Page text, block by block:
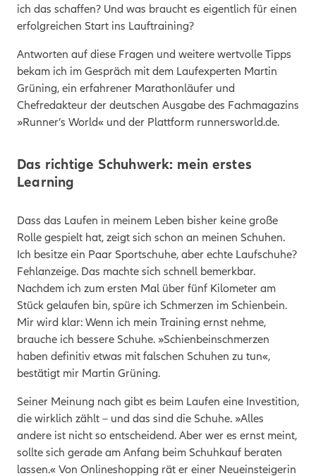
ich das schaffen? Und was braucht es eigentlich für einen
erfolgreichen Start ins Lauftraining?
Antworten auf diese Fragen und weitere wertvolle Tipps
bekam ich im Gespräch mit dem Laufexperten Martin
Grüning, ein erfahrener Marathonläufer und
Chefredakteur der deutschen Ausgabe des Fachmagazins
»Runner’s World« und der Plattform runnersworld.de.
Das richtige Schuhwerk: mein erstes
Learning
Dass das Laufen in meinem Leben bisher keine große
Rolle gespielt hat, zeigt sich schon an meinen Schuhen.
Ich besitze ein Paar Sportschuhe, aber echte Laufschuhe?
Fehlanzeige. Das machte sich schnell bemerkbar.
Nachdem ich zum ersten Mal über fünf Kilometer am
Stück gelaufen bin, spüre ich Schmerzen im Schienbein.
Mir wird klar: Wenn ich mein Training ernst nehme,
brauche ich bessere Schuhe. »Schienbeinschmerzen
haben definitiv etwas mit falschen Schuhen zu tun«,
bestätigt mir Martin Grüning.
Seiner Meinung nach gibt es beim Laufen eine Investition,
die wirklich zählt – und das sind die Schuhe. »Alles
andere ist nicht so entscheidend. Aber wer es ernst meint,
sollte sich gerade am Anfang beim Schuhkauf beraten
lassen.« Von Onlineshopping rät er einer Neueinsteigerin